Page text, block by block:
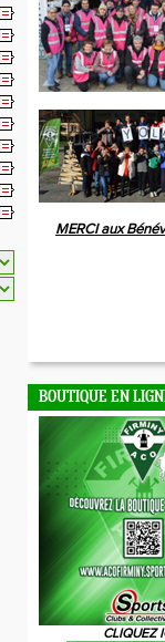
MERCI aux
BOUTIQUE EN
CLIQUEZ